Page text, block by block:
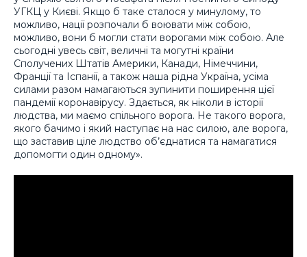
УГКЦ у Києві. Якщо б таке сталося у минулому, то
можливо, нації розпочали б воювати між собою,
можливо, вони б могли стати ворогами між собою. Але
сьогодні увесь світ, величні та могутні країни
Сполучених Штатів Америки, Канади, Німеччини,
Франції та Іспанії, а також наша рідна Україна, усіма
силами разом намагаються зупинити поширення цієї
пандемії коронавірусу. Здається, як ніколи в історії
людства, ми маємо спільного ворога. Не такого ворога,
якого бачимо і який наступає на нас силою, але ворога,
що заставив ціле людство об’єднатися та намагатися
допомогти один одному».